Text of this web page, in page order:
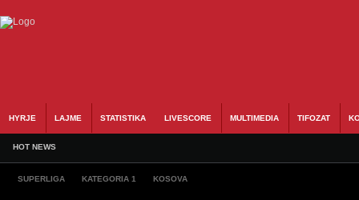
HYRJE LAJME STATISTIKA LIVESCORE MULTIMEDIA TIFOZAT
HOT NEWS
SUPERLIGA KATEGORIA 1 KOSOVA